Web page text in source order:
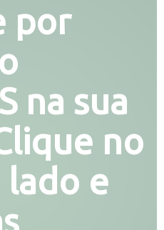
por
na sua
no
lado e